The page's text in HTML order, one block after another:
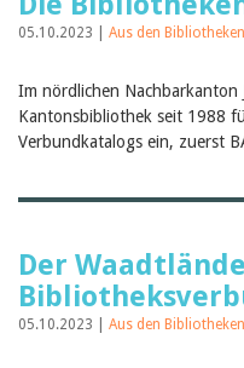
05.10.2023 | Aus den Bibliotheken
Im nördlichen Nachbarkanton
Kantonsbibliothek seit 1988
Verbundkatalogs ein, zuerst
Der
05.10.2023 | Aus den Bibliotheken